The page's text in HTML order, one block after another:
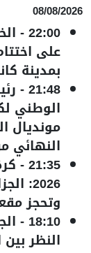
08/08/2026
22:00
-
على
بمدينة
21:48
-
الوطني
النهائي
21:35
-
وتحجز
18:10
-
النظر بين